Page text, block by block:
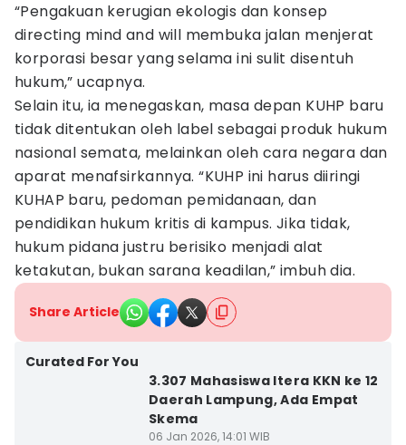
“Pengakuan kerugian ekologis dan konsep
directing mind and will membuka jalan menjerat
korporasi besar yang selama ini sulit disentuh
hukum,” ucapnya.
Selain itu, ia menegaskan, masa depan KUHP baru
tidak ditentukan oleh label sebagai produk hukum
nasional semata, melainkan oleh cara negara dan
aparat menafsirkannya. “KUHP ini harus diiringi
KUHAP baru, pedoman pemidanaan, dan
pendidikan hukum kritis di kampus. Jika tidak,
hukum pidana justru berisiko menjadi alat
ketakutan, bukan sarana keadilan,” imbuh dia.
Share Article
Curated For You
3.307 Mahasiswa Itera KKN ke 12
Daerah Lampung, Ada Empat
Skema
06 Jan 2026, 14:01 WIB